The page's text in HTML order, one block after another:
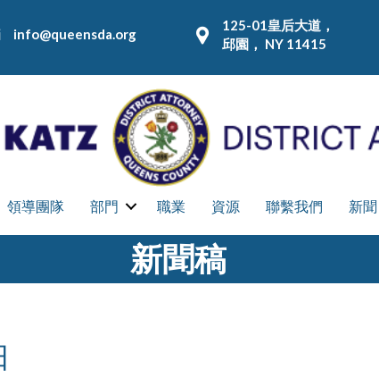
info@queensda.org
125-01皇后大道，
邱園， NY 11415
領導團隊 部門 職業 資源 聯繫我們 新聞
新聞稿